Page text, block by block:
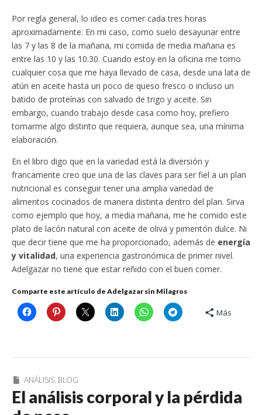
Por regla general, lo ideo es comer cada tres horas
aproximadamente. En mi caso, como suelo desayunar entre
las 7 y las 8 de la mañana, mi comida de media mañana es
entre las 10 y las 10:30. Cuando estoy en la oficina me tomo
cualquier cosa que me haya llevado de casa, desde una lata de
atún en aceite hasta un poco de queso fresco o incluso un
batido de proteínas con salvado de trigo y aceite. Sin
embargo, cuando trabajo desde casa como hoy, prefiero
tomarme algo distinto que requiera, aunque sea, una mínima
elaboración.
En el libro digo que en la variedad está la diversión y
francamente creo que una de las claves para ser fiel a un plan
nutricional es conseguir tener una amplia variedad de
alimentos cocinados de manera distinta dentro del plan. Sirva
como ejemplo que hoy, a media mañana, me he comido este
plato de lacón natural con aceite de oliva y pimentón dulce. Ni
que decir tiene que me ha proporcionado, además de energía
y vitalidad, una experiencia gastronómica de primer nivel.
Adelgazar no tiene que estar reñido con el buen comer.
Comparte este artículo de Adelgazar sin Milagros
Más
ANÁLISIS, BLOG
El análisis corporal y la pérdida